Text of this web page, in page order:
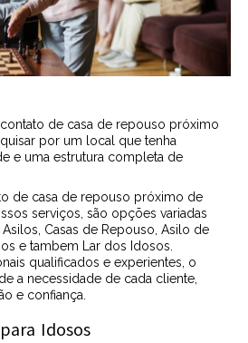
de casa de repouso próximo
por um local que tenha
e uma estrutura completa de
de casa de repouso próximo de
serviços, são opções variadas
Casas de Repouso, Asilo de
e tambem Lar dos Idosos.
qualificados e experientes, o
a necessidade de cada cliente,
e confiança.
Idosos